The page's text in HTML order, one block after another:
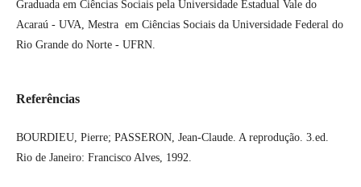
Graduada em Ciências Sociais pela Universidade Estadual Vale do
Acaraú - UVA, Mestra em Ciências Sociais da Universidade Federal do
Rio Grande do Norte - UFRN.
Referências
BOURDIEU, Pierre; PASSERON, Jean-Claude. A reprodução. 3.ed.
Rio de Janeiro: Francisco Alves, 1992.